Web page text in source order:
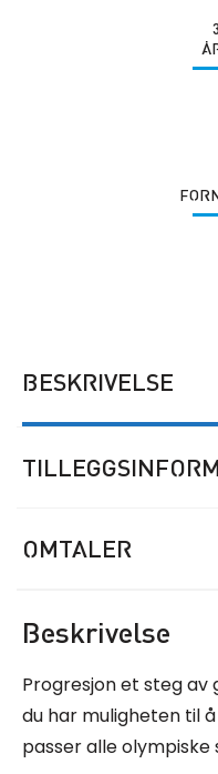
BESKRIVELSE
OMTALER
Beskrivelse
Progresjon et steg
du har muligheten til
passer alle olympiske